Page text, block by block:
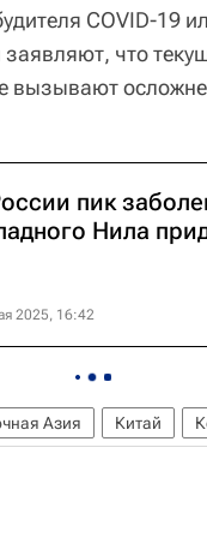
COVID-19
что
вызывают
пик
Нила
2025, 16:42
Азия Китай